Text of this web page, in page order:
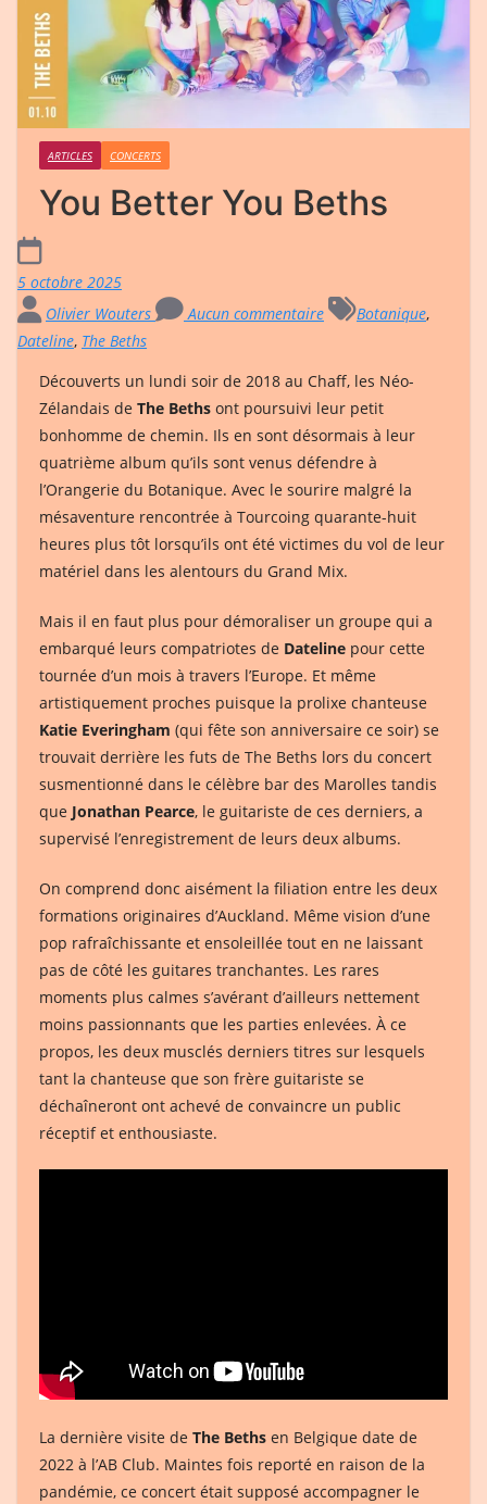
ARTICLES CONCERTS
You Better You Beths
5 octobre 2025
Olivier Wouters
Aucun commentaire Botanique,
Dateline, The Beths
Découverts un lundi soir de 2018 au Chaff, les Néo-
Zélandais de The Beths ont poursuivi leur petit
bonhomme de chemin. Ils en sont désormais à leur
quatrième album qu’ils sont venus défendre à
l’Orangerie du Botanique. Avec le sourire malgré la
mésaventure rencontrée à Tourcoing quarante-huit
heures plus tôt lorsqu’ils ont été victimes du vol de leur
matériel dans les alentours du Grand Mix.
Mais il en faut plus pour démoraliser un groupe qui a
embarqué leurs compatriotes de Dateline pour cette
tournée d’un mois à travers l’Europe. Et même
artistiquement proches puisque la prolixe chanteuse
Katie Everingham (qui fête son anniversaire ce soir) se
trouvait derrière les futs de The Beths lors du concert
susmentionné dans le célèbre bar des Marolles tandis
que Jonathan Pearce, le guitariste de ces derniers, a
supervisé l’enregistrement de leurs deux albums.
On comprend donc aisément la filiation entre les deux
formations originaires d’Auckland. Même vision d’une
pop rafraîchissante et ensoleillée tout en ne laissant
pas de côté les guitares tranchantes. Les rares
moments plus calmes s’avérant d’ailleurs nettement
moins passionnants que les parties enlevées. À ce
propos, les deux musclés derniers titres sur lesquels
tant la chanteuse que son frère guitariste se
déchaîneront ont achevé de convaincre un public
réceptif et enthousiaste.
La dernière visite de The Beths en Belgique date de
2022 à l’AB Club. Maintes fois reporté en raison de la
pandémie, ce concert était supposé accompagner le